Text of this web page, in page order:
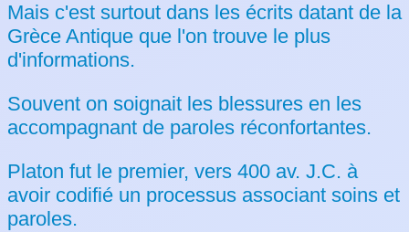
Mais c'est surtout dans les écrits datant de la
Grèce Antique que l'on trouve le plus
d'informations.
Souvent on soignait les blessures en les
accompagnant de paroles réconfortantes.
Platon fut le premier, vers 400 av. J.C. à
avoir codifié un processus associant soins et
paroles.